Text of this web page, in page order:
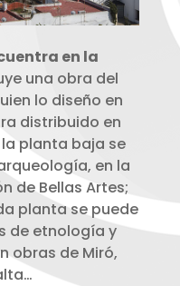
en la
una obra del
lo diseño en
distribuido en
planta baja se
en la
de Bellas Artes;
planta se puede
de etnología y
obras de Miró,